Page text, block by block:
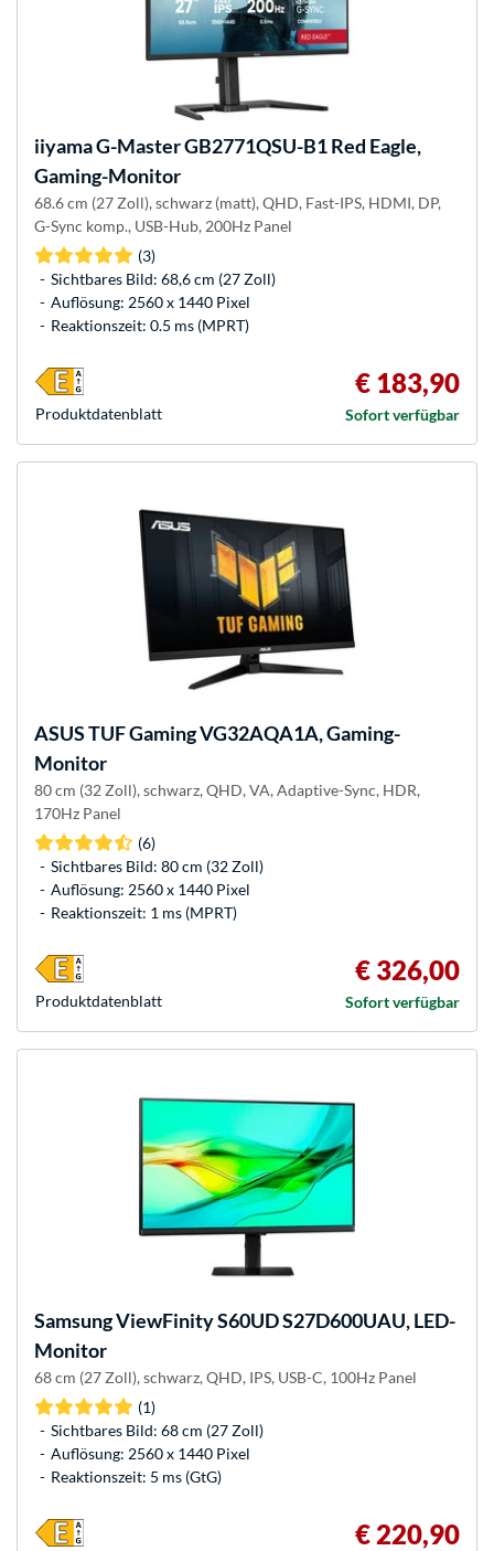
iiyamaG-Master GB2771QSU-B1 Red Eagle,
Gaming-Monitor
68.6 cm (27 Zoll), schwarz (matt), QHD, Fast-IPS, HDMI, DP,
G-Sync komp., USB-Hub, 200Hz Panel
(3)
Sichtbares Bild: 68,6 cm (27 Zoll)
Auflösung: 2560 x 1440 Pixel
Reaktionszeit: 0.5 ms (MPRT)
€ 183,90
Sofort verfügbar
Produkt­datenblatt
ASUSTUF Gaming VG32AQA1A, Gaming-
Monitor
80 cm (32 Zoll), schwarz, QHD, VA, Adaptive-Sync, HDR,
170Hz Panel
(6)
Sichtbares Bild: 80 cm (32 Zoll)
Auflösung: 2560 x 1440 Pixel
Reaktionszeit: 1 ms (MPRT)
€ 326,00
Sofort verfügbar
Produkt­datenblatt
SamsungViewFinity S60UD S27D600UAU, LED-
Monitor
68 cm (27 Zoll), schwarz, QHD, IPS, USB-C, 100Hz Panel
(1)
Sichtbares Bild: 68 cm (27 Zoll)
Auflösung: 2560 x 1440 Pixel
Reaktionszeit: 5 ms (GtG)
€ 220,90